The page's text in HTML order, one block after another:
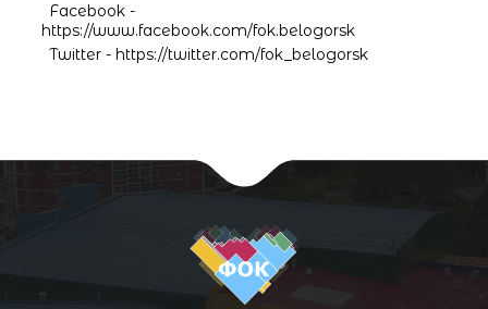
Facebook -
https://www.facebook.com/fok.belogorsk
Twitter - https://twitter.com/fok_belogorsk